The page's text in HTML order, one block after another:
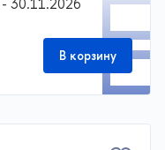
В корзину